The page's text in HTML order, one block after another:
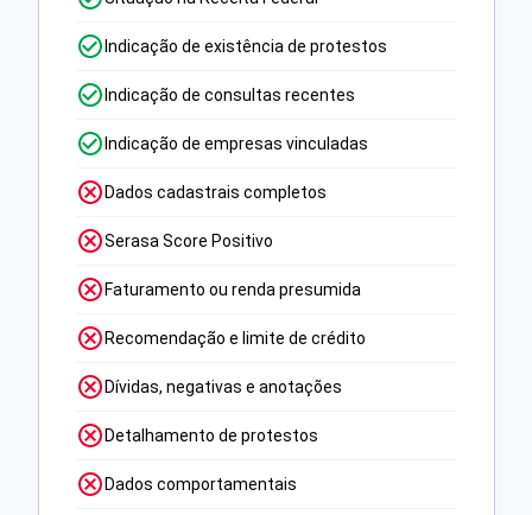
Indicação de existência de protestos
Indicação de consultas recentes
Indicação de empresas vinculadas
Dados cadastrais completos
Serasa Score Positivo
Faturamento ou renda presumida
Recomendação e limite de crédito
Dívidas, negativas e anotações
Detalhamento de protestos
Dados comportamentais